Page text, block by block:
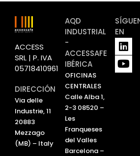
ACCESS
SRL | P. IVA
05718410961
DIRECCIÓN
Via delle
Industrie, 11
20883
Mezzago
(MB) – Italy
AQD
INDUSTRIAL
-
ACCESSAFE
IBÉRICA
OFICINAS
CENTRALES
Calle Alba 1,
2-3 08520 –
Les
Franqueses
del Valles
Barcelona –
EN
L
i
n
k
Y
o
u
t